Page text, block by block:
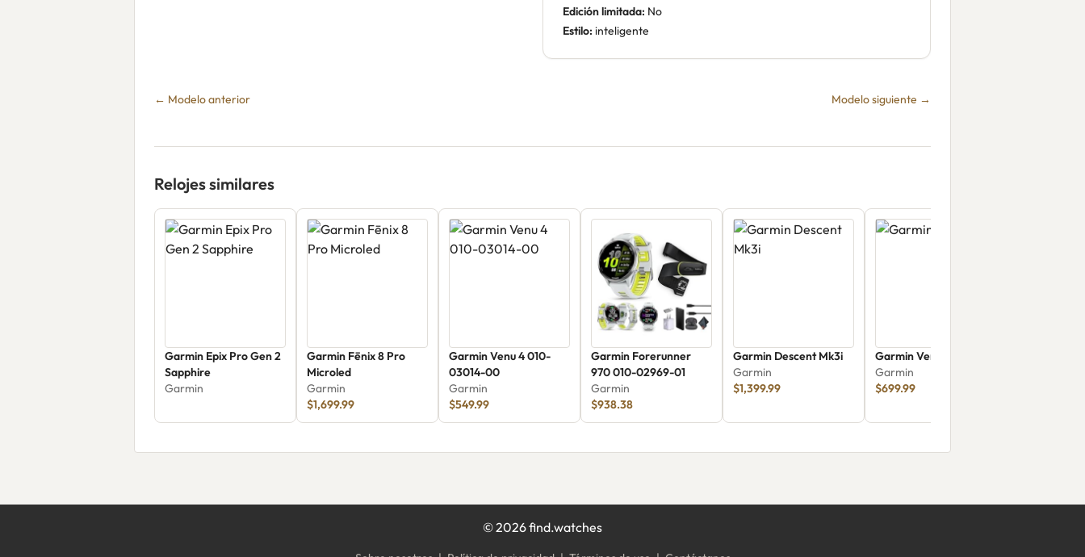
Edición limitada: No
Estilo: inteligente
← Modelo anterior Modelo siguiente →
Relojes similares
Garmin Epix Pro Gen 2
Sapphire
Garmin
Garmin Fēnix 8 Pro
Microled
Garmin
$1,699.99
Garmin Venu 4 010-
03014-00
Garmin
$549.99
Garmin Forerunner
970 010-02969-01
Garmin
$938.38
Garmin Descent Mk3i
Garmin
$1,399.99
Garmin Venu X1
Garmin
$699.99
©2026find.watches